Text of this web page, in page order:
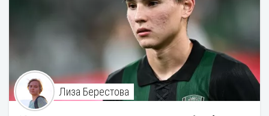
Лиза Берестова